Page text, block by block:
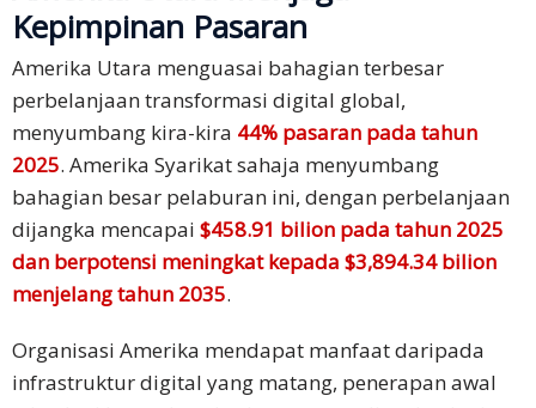
Kepimpinan Pasaran
Amerika Utara menguasai bahagian terbesar
perbelanjaan transformasi digital global,
menyumbang kira-kira 44% pasaran pada tahun
2025. Amerika Syarikat sahaja menyumbang
bahagian besar pelaburan ini, dengan perbelanjaan
dijangka mencapai $458.91 bilion pada tahun 2025
dan berpotensi meningkat kepada $3,894.34 bilion
menjelang tahun 2035.​
Organisasi Amerika mendapat manfaat daripada
infrastruktur digital yang matang, penerapan awal
Pematuhan
PDPA
Kami
Terma &
Syarat
Perkhidmatan
Daya